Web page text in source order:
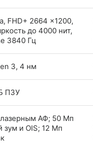
FHD+ 2664 ×1200,
до 4000 нит,
3840 Гц
3, 4 нм
ПЗУ
АФ; 50 Мп
зум и OIS; 12 Мп